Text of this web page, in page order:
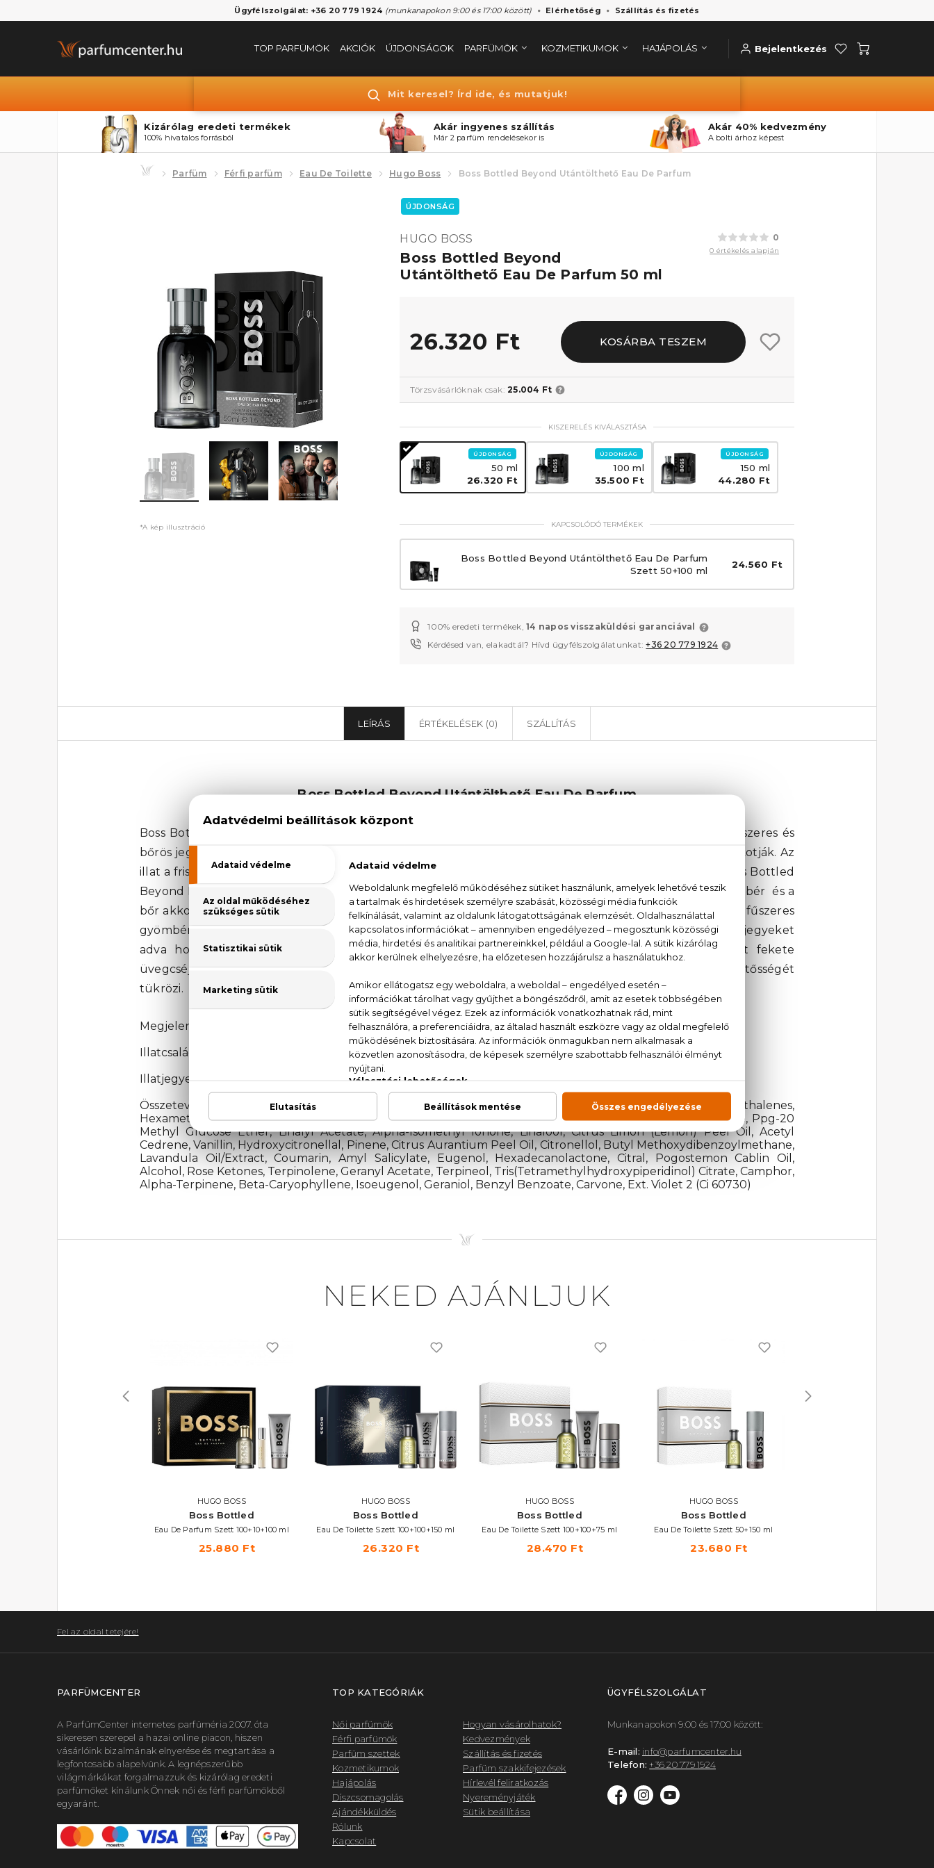
Ügyfélszolgálat: +36 20 779 1924 (munkanapokon 9:00 és 17:00 között) Elérhetőség Szállítás és fizetés
TOP PARFÜMÖK AKCIÓK ÚJDONSÁGOK PARFÜMÖK KOZMETIKUMOK HAJÁPOLÁS Bejelentkezés
Mit keresel? Írd ide, és mutatjuk!
Kizárólag eredeti termékek
100% hivatalos forrásból
Akár ingyenes szállítás
Már 2 parfüm rendelésekor is
Akár 40% kedvezmény
A bolti árhoz képest
Parfüm Férfi parfüm Eau De Toilette Hugo Boss Boss Bottled Beyond Utántölthető Eau De Parfum
*A kép illusztráció
ÚJDONSÁG
0
0 értékelés alapján
HUGO BOSS
Boss Bottled Beyond
Utántölthető Eau De Parfum 50 ml
26.320 Ft KOSÁRBA TESZEM
Törzsvásárlóknak csak:25.004 Ft
KISZERELÉS KIVÁLASZTÁSA
ÚJDONSÁG
50 ml
26.320 Ft
ÚJDONSÁG
100 ml
35.500 Ft
ÚJDONSÁG
150 ml
44.280 Ft
KAPCSOLÓDÓ TERMÉKEK
Boss Bottled Beyond Utántölthető Eau De Parfum
Szett 50+100 ml
24.560 Ft
100% eredeti termékek,14 napos visszaküldési garanciával
Kérdésed van, elakadtál? Hívd ügyfélszolgálatunkat:+36 20 779 1924
LEÍRÁS ÉRTÉKELÉSEK (0) SZÁLLÍTÁS
Boss Bottled Beyond Utántölthető Eau De Parfum
Boss Bottled Beyond Utántölthető Eau De Parfum - ahol az ellentétek találkoznak. Ezt az illatot a fűszeres és
bőrös jegyek keveréke jellemzi, a gyömbér friss nyitányt, a bőr a szívjegy, a fás jegyek pedig az alapot alkotják. Az
illat a frissesség és az intenzitás egyensúlyát célozza meg, modern férfias karaktert testesítve meg. A Boss Bottled
Beyond Eau De Parfum illata szakít a fej-, szív- és alapjegyek hagyományos piramisával, ehelyett a gyömbér és a
bőr akkord kettőssége köré épül. Az innovatív CO2 extrakciós technológiának köszönhetően az élénk és fűszeres
gyömbér hosszan tartó illatot kölcsönöz, amelyet a szemcsés bőr érzékisége gazdagít, meleg, addiktív jegyeket
adva hozzá. A Hugo Boss BOSS Bottled Beyond Eau de Parfum sötétszürke kupakú, lakkozott fekete
üvegcséjével tűnik ki, a ragyogó fekete-füstös szürke színátmenet a férfias eleganciát és az illat kettősségét
tükrözi.
Megjelenési év: 2025
Illatcsalád: Bőrös
Illatjegyek: gyömbér, bőr, fás jegyek
Összetevők: Alcohol Denat., Parfum/Fragrance, Aqua/Water/Eau, Tetramethyl Acetyloctahydronaphthalenes,
Hexamethylindanopyran, Citrus Aurantium Bergamia (Bergamot) Peel Oil, Limonene, Ethylhexyl Salicylate, Ppg-20
Methyl Glucose Ether, Linalyl Acetate, Alpha-Isomethyl Ionone, Linalool, Citrus Limon (Lemon) Peel Oil, Acetyl
Cedrene, Vanillin, Hydroxycitronellal, Pinene, Citrus Aurantium Peel Oil, Citronellol, Butyl Methoxydibenzoylmethane,
Lavandula Oil/Extract, Coumarin, Amyl Salicylate, Eugenol, Hexadecanolactone, Citral, Pogostemon Cablin Oil,
Alcohol, Rose Ketones, Terpinolene, Geranyl Acetate, Terpineol, Tris(Tetramethylhydroxypiperidinol) Citrate, Camphor,
Alpha-Terpinene, Beta-Caryophyllene, Isoeugenol, Geraniol, Benzyl Benzoate, Carvone, Ext. Violet 2 (Ci 60730)
NEKED AJÁNLJUK
HUGO BOSS
Boss Bottled
Eau De Parfum Szett 100+10+100 ml
25.880 Ft
HUGO BOSS
Boss Bottled
Eau De Toilette Szett 100+100+150 ml
26.320 Ft
HUGO BOSS
Boss Bottled
Eau De Toilette Szett 100+100+75 ml
28.470 Ft
HUGO BOSS
Boss Bottled
Eau De Toilette Szett 50+150 ml
23.680 Ft
Fel az oldal tetejére!
PARFÜMCENTER
A ParfümCenter internetes parfüméria 2007. óta
sikeresen szerepel a hazai online piacon, hiszen
vásárlóink bizalmának elnyerése és megtartása a
legfontosabb alapelvünk. A legnépszerűbb
világmárkákat forgalmazzuk és kizárólag eredeti
parfümöket kínálunk Önnek női és férfi parfümökből
egyaránt.
TOP KATEGÓRIÁK
Női parfümök
Férfi parfümök
Parfüm szettek
Kozmetikumok
Hajápolás
Díszcsomagolás
Ajándékküldés
Rólunk
Kapcsolat
Hogyan vásárolhatok?
Kedvezmények
Szállítás és fizetés
Parfüm szakkifejezések
Hírlevél feliratkozás
Nyereményjáték
Sütik beállítása
ÜGYFÉLSZOLGÁLAT
Munkanapokon 9:00 és 17:00 között:
E-mail: info@parfumcenter.hu
Telefon: +36 20 779 1924